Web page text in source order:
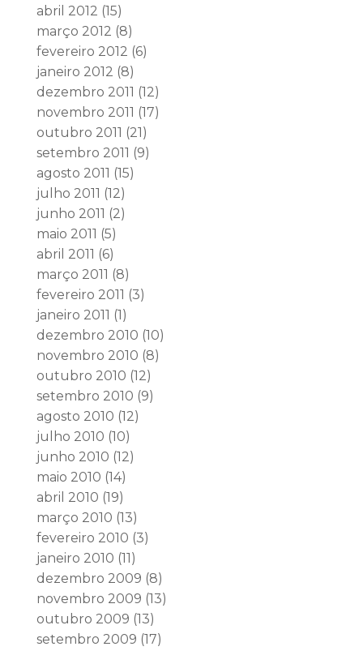
abril 2012 (15)
março 2012 (8)
fevereiro 2012 (6)
janeiro 2012 (8)
dezembro 2011 (12)
novembro 2011 (17)
outubro 2011 (21)
setembro 2011 (9)
agosto 2011 (15)
julho 2011 (12)
junho 2011 (2)
maio 2011 (5)
abril 2011 (6)
março 2011 (8)
fevereiro 2011 (3)
janeiro 2011 (1)
dezembro 2010 (10)
novembro 2010 (8)
outubro 2010 (12)
setembro 2010 (9)
agosto 2010 (12)
julho 2010 (10)
junho 2010 (12)
maio 2010 (14)
abril 2010 (19)
março 2010 (13)
fevereiro 2010 (3)
janeiro 2010 (11)
dezembro 2009 (8)
novembro 2009 (13)
outubro 2009 (13)
setembro 2009 (17)